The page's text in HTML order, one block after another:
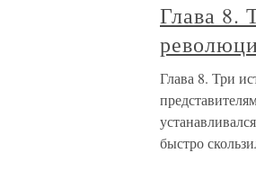
Глава 8.
Глава 8. Три
быстро